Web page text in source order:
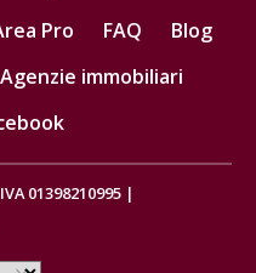
Pro FAQ
Blog
Agenzie immobiliari
01398210995 |